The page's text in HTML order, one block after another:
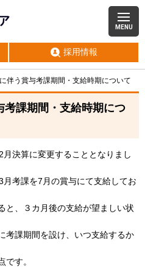
MENU
採用情報
伴う賞与考課期間・支給時期について
考課期間・支給時期につ
決算に変更することとなりまし
考課を7月の賞与にて支給してお
と、３カ月後の支給が望ましい状
考課期間を設け、いつ支給するか
です。